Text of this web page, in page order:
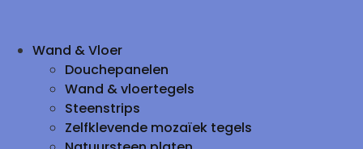
Wand & Vloer
Douchepanelen
Wand & vloertegels
Steenstrips
Zelfklevende mozaïek tegels